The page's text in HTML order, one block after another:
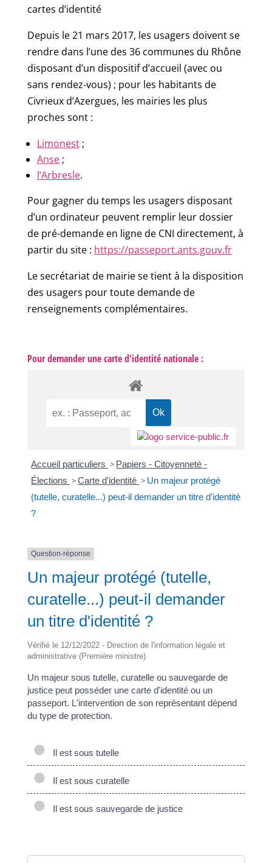
cartes d’identité
Depuis le 21 mars 2017, les usagers doivent se
rendre dans l’une des 36 communes du Rhône
disposant d’un dispositif d’accueil (avec ou
sans rendez-vous) ; pour les habitants de
Civrieux d’Azergues, les mairies les plus
proches sont :
Limonest;
Anse;
l’Arbresle.
Pour gagner du temps les usagers disposant
d’un ordinateur peuvent remplir leur dossier
de pré-demande en ligne de CNI directement, à
partir du site : https://passeport.ants.gouv.fr
Le secrétariat de mairie se tient à la disposition
des usagers pour toute demande de
renseignements complémentaires.
Pour demander une carte d'identité nationale :
Accueil particuliers > Papiers - Citoyenneté -
Élections >Carte d'identité > Un majeur protégé
(tutelle, curatelle...) peut-il demander un titre d'identité
?
Question-réponse
Un majeur protégé (tutelle,
curatelle...) peut-il demander
un titre d'identité ?
Vérifié le 12/12/2022 - Direction de l'information légale et
administrative (Première ministre)
Un majeur sous tutelle, curatelle ou sauvegarde de
justice peut posséder une carte d'identité ou un
passeport. L'intervention de son représentant dépend
du type de protection.
Il est sous tutelle
Il est sous curatelle
Il est sous sauvegarde de justice